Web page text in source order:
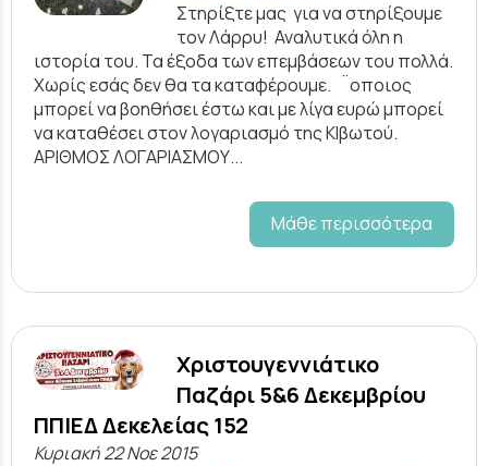
Στηρίξτε μας για να στηρίξουμε
τον Λάρρυ! Αναλυτικά όλη η
ιστορία του. Τα έξοδα των επεμβάσεων του πολλά.
Χωρίς εσάς δεν θα τα καταφέρουμε. ¨οποιος
μπορεί να βοηθήσει έστω και με λίγα ευρώ μπορεί
να καταθέσει στον λογαριασμό της ΚΙβωτού.
ΑΡΙΘΜΟΣ ΛΟΓΑΡΙΑΣΜΟΥ...
Μάθε περισσότερα
Χριστουγεννιάτικο
Παζάρι 5&6 Δεκεμβρίου
ΠΠΙΕΔ Δεκελείας 152
Κυριακή 22 Νοε 2015